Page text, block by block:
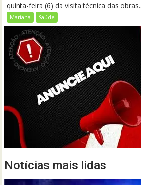
quinta-feira (6) da visita técnica das
Mariana Saúde
Notícias mais lidas